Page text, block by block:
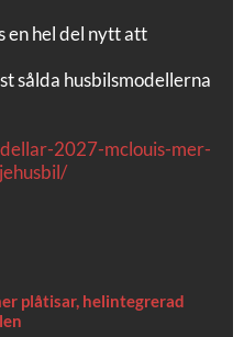
en hel del nytt att
sålda husbilsmodellerna
2027-mclouis-mer-
plåtisar, helintegrerad